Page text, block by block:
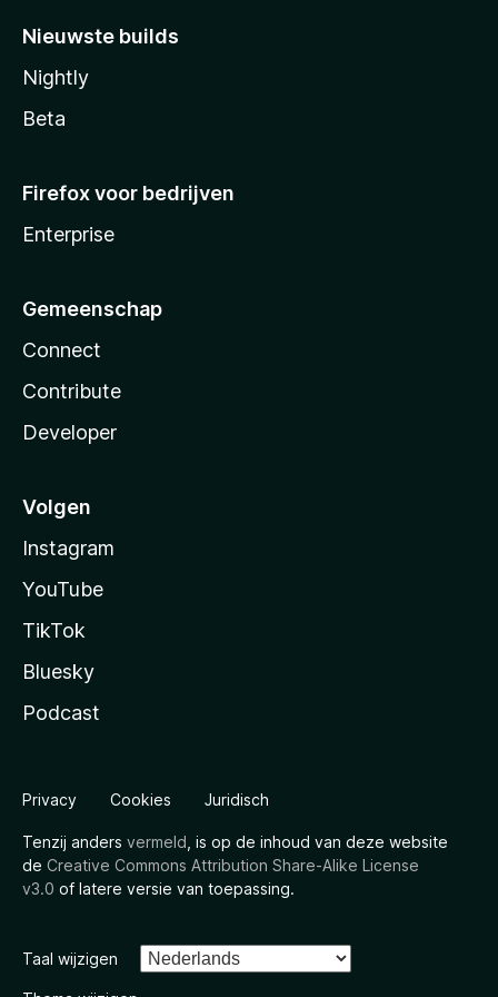
Nieuwste builds
Nightly
Beta
Firefox voor bedrijven
Enterprise
Gemeenschap
Connect
Contribute
Developer
Volgen
Instagram
YouTube
TikTok
Bluesky
Podcast
Privacy Cookies Juridisch
Tenzij anders vermeld , is op de inhoud van deze website
de Creative Commons Attribution Share-Alike License
v3.0 of latere versie van toepassing.
Taal wijzigen